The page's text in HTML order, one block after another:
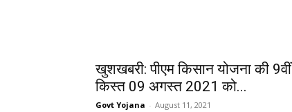
खुशखबरी: पीएम किसान योजना की 9वीं
किस्त 09 अगस्त 2021 को...
Govt Yojana - August 11, 2021